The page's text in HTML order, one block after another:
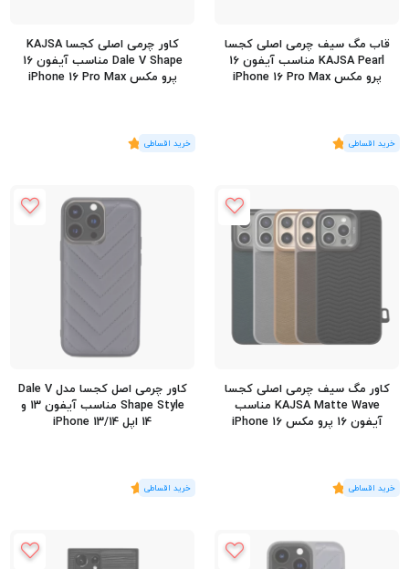
قاب مگ سیف چرمی اصلی کجسا
KAJSA Pearl مناسب آیفون 16
پرو مکس iPhone 16 Pro Max
(2 رای)
5
کاور چرمی اصلی کجسا KAJSA
Dale V Shape مناسب آیفون 16
پرو مکس iPhone 16 Pro Max
(2 رای)
5
کاور مگ سیف چرمی اصلی کجسا
KAJSA Matte Wave مناسب
آیفون 16 پرو مکس iPhone 16
(2 رای)
5
کاور چرمی اصل کجسا مدل Dale V
Shape Style مناسب آیفون 13 و
14 اپل iPhone 13/14
(1رای)
5